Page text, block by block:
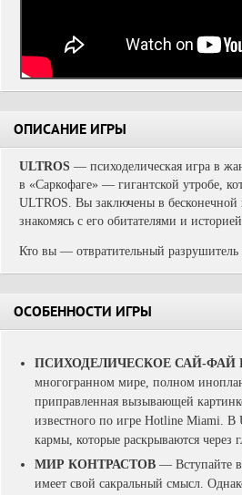
ОПИСАНИЕ ИГРЫ
ULTROS — психоделическая игра в
в «Саркофаге» — гигантской утробе,
ULTROS. Вы заключены в
знакомясь с его обитателями и
Кто вы — отвратительный
ОСОБЕННОСТИ ИГРЫ
ПСИХОДЕЛИЧЕСКОЕ САЙ-ФАЙ
многогранном мире, полном
приправленная вызывающей
известного по игре Hotline Miami.
кармы, которые раскрываются через
МИР КОНТРАСТОВ — Вступайте
имеет свой сакральный смысл.